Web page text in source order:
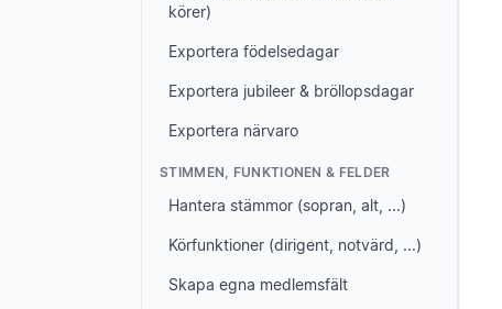
körer)
Exportera födelsedagar
Exportera jubileer & bröllopsdagar
Exportera närvaro
STIMMEN, FUNKTIONEN & FELDER
Hantera stämmor (sopran, alt, ...)
Körfunktioner (dirigent, notvärd, ...)
Skapa egna medlemsfält